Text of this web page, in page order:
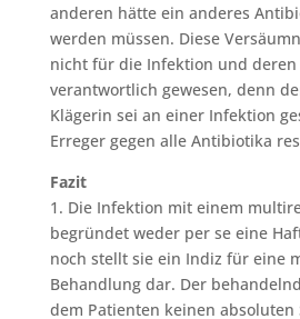
anderen hätte ein anderes
werden müssen. Diese
nicht für die Infektion und
verantwortlich gewesen, denn
Klägerin sei an einer Infektion
Erreger gegen alle Antibiotika
Fazit
1. Die Infektion mit einem
begründet weder per se eine
noch stellt sie ein Indiz für eine
Behandlung dar. Der
dem Patienten keinen absoluten